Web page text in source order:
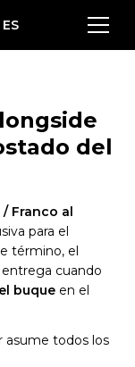
ES
del
/ Franco al
para el
término, el
cuando
buque en el
asume todos los